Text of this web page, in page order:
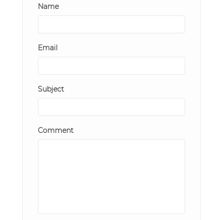
Name
Email
Subject
Comment